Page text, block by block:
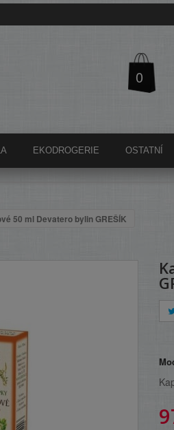
0
EKODROGERIE OSTATNÍ
50 ml Devatero bylin GREŠÍK